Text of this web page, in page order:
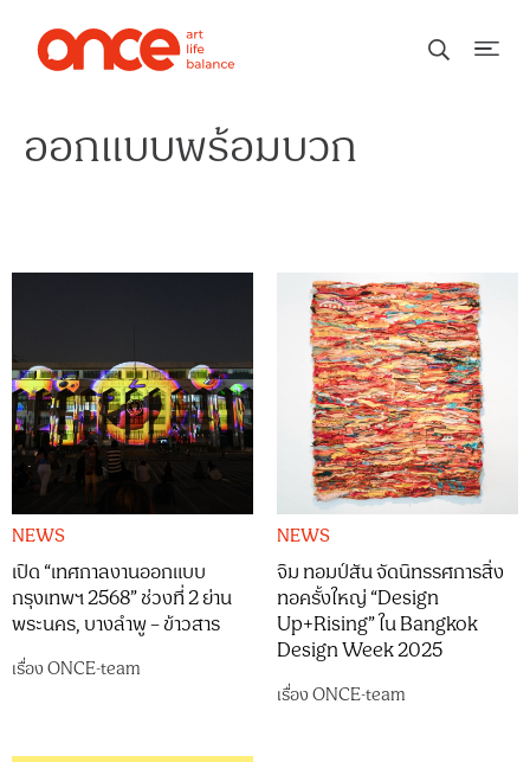
ออกแบบพร้อมบวก
NEWS
เปิด “เทศกาลงานออกแบบ
กรุงเทพฯ 2568” ช่วงที่ 2 ย่าน
พระนคร, บางลำพู – ข้าวสาร
เรื่องONCE-team
NEWS
จิม ทอมป์สัน จัดนิทรรศการสิ่ง
ทอครั้งใหญ่ “Design
Up+Rising” ใน Bangkok
Design Week 2025
เรื่องONCE-team